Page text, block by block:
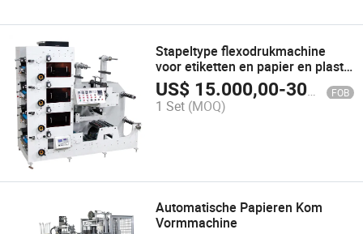
Stapeltype flexodrukmachine
voor etiketten en papier en plastic
folie drukwerk met
multifunctioneel gebruik
US$ 15.000,00-30.000,00 FOB
1 Set (MOQ)
Automatische Papieren Kom
Vormmachine